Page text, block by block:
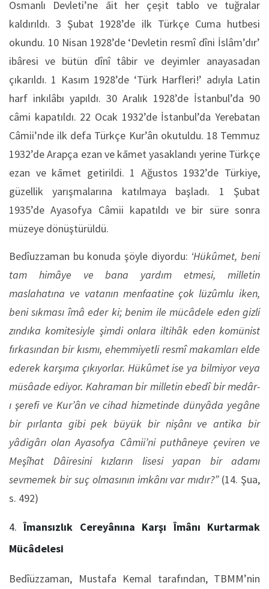
Osmanlı Devleti’ne āit her çeşit tablo ve tuğralar
kaldırıldı. 3 Şubat 1928’de ilk Türkçe Cuma hutbesi
okundu. 10 Nisan 1928’de ‘Devletin resmî dîni İslâm’dır’
ibâresi ve bütün dînî tâbir ve deyimler anayasadan
çıkarıldı. 1 Kasım 1928’de ‘Türk Harfleri!’ adıyla Latin
harf inkılâbı yapıldı. 30 Aralık 1928’de İstanbul’da 90
câmi kapatıldı. 22 Ocak 1932’de İstanbul’da Yerebatan
Câmii’nde ilk defa Türkçe Kur’ân okutuldu. 18 Temmuz
1932’de Arapça ezan ve kāmet yasaklandı yerine Türkçe
ezan ve kāmet getirildi. 1 Ağustos 1932’de Türkiye,
güzellik yarışmalarına katılmaya başladı. 1 Şubat
1935’de Ayasofya Câmii kapatıldı ve bir süre sonra
müzeye dönüştürüldü.
Bedîuzzaman bu konuda şöyle diyordu: ‘Hükûmet, beni
tam himâye ve bana yardım etmesi, milletin
maslahatına ve vatanın menfaatine çok lüzûmlu iken,
beni sıkması îmâ eder ki; benim ile mücâdele eden gizli
zındıka komitesiyle şimdi onlara iltihâk eden komünist
fırkasından bir kısmı, ehemmiyetli resmî makamları elde
ederek karşıma çıkıyorlar. Hükûmet ise ya bilmiyor veya
müsâade ediyor. Kahraman bir milletin ebedî bir medâr-
ı şerefi ve Kur’ân ve cihad hizmetinde dünyâda yegâne
bir pırlanta gibi pek büyük bir nişânı ve antika bir
yâdigârı olan Ayasofya Câmii’ni puthâneye çeviren ve
Meşîhat Dâiresini kızların lisesi yapan bir adamı
sevmemek bir suç olmasının imkânı var mıdır?”(14. Şua,
s. 492)
Îmansızlık Cereyânına Karşı Îmânı Kurtarmak
Mücâdelesi
Bedîüzzaman, Mustafa Kemal tarafından, TBMM’nin